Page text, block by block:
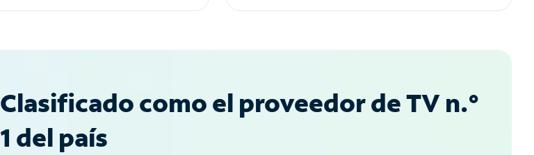
Clasificado como el proveedor de TV n.°
1 del país